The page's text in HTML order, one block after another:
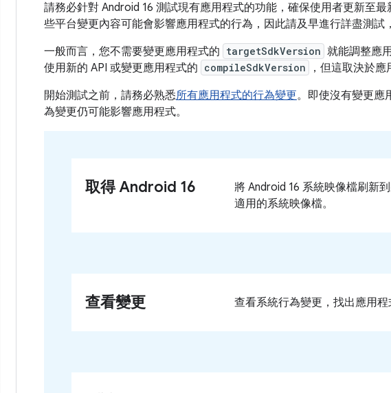
請務必針對 Android 16 測試現有應用程式的功能，確保使用者更新至
些平台變更內容可能會影響應用程式的行為，因此請及早進行詳盡測試
一般而言，您不需要變更應用程式的 targetSdkVersion 就能調整應
使用新的 API 或變更應用程式的 compileSdkVersion
，但這取決於
開始測試之前，請務必熟悉所有應用程式的行為變更。即使沒有變更應
為變更仍可能影響應用程式。
取得 Android 16
將 Android 16 系統映像檔刷新
適用的系統映像檔。
查看變更 查看系統行為變更，找出應用程